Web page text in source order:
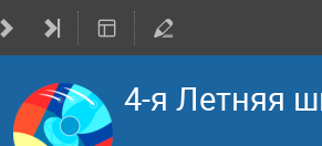
4-я Летняя